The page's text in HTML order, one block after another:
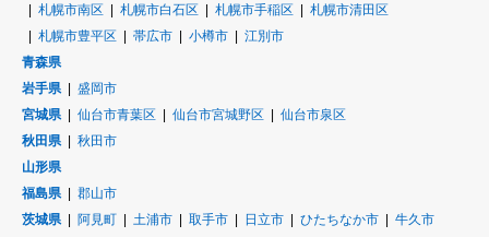
札幌市南区
札幌市白石区 札幌市手稲区
札幌市清田区
札幌市豊平区
帯広市 小樽市
江別市
青森県
岩手県
盛岡市
宮城県
仙台市青葉区 仙台市宮城野区
仙台市泉区
秋田県
秋田市
山形県
福島県
郡山市
茨城県
阿見町 土浦市 取手市 日立市 ひたちなか市
牛久市